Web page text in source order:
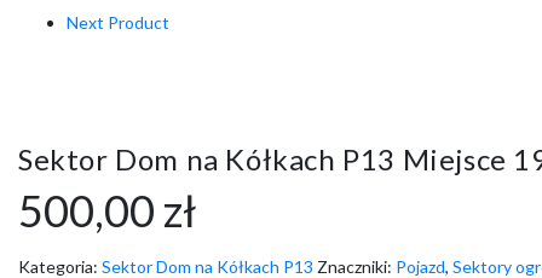
Next Product
Sektor Dom na Kółkach P13 Miejsce
500,00 zł
Kategoria: Sektor Dom na Kółkach P13 Znaczniki: Pojazd, Sektory